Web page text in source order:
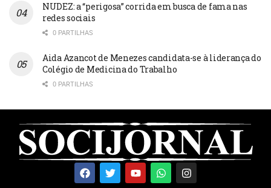
NUDEZ: a “perigosa” corrida em busca de fama nas
redes sociais
0 PARTILHAS
Aida Azancot de Menezes candidata-se à liderança do
Colégio de Medicina do Trabalho
0 PARTILHAS